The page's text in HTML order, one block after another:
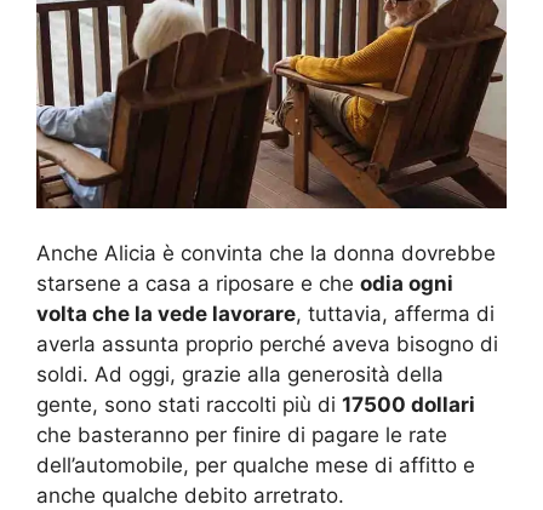
Anche Alicia è convinta che la donna dovrebbe
starsene a casa a riposare e che odia ogni
volta che la vede lavorare, tuttavia, afferma di
averla assunta proprio perché aveva bisogno di
soldi. Ad oggi, grazie alla generosità della
gente, sono stati raccolti più di 17500 dollari
che basteranno per finire di pagare le rate
dell’automobile, per qualche mese di affitto e
anche qualche debito arretrato.